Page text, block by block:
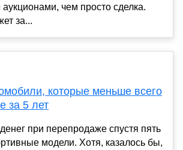
чем просто сделка.
за...
которые меньше всего
за 5 лет
при перепродаже спустя пять
модели. Хотя, казалось бы,